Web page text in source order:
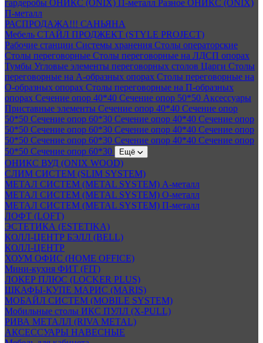
гардеробы ОНИКС (ONIX) П-металл Разное ОНИКС (ONIX)
П-металл
РАСПРОДАЖА!!! САНЬЯНА
Мебель СТАЙЛ ПРОДЖЕКТ (STYLE PROJECT)
Рабочие станции Системы хранения Столы операторские
Столы переговорные Столы переговорные на ЛДСП опорах
Тумбы Угловые элементы переговорных столов Царги Столы
переговорные на А-образных опорах Столы переговорные на
О-образных опорах Столы переговорные на П-образных
опорах Сечение опор 40*40 Сечение опор 50*50 Аксессуары
Приставные элементы Сечение опор 40*40 Сечение опор
50*50 Сечение опор 60*30 Сечение опор 40*40 Сечение опор
50*50 Сечение опор 60*30 Сечение опор 40*40 Сечение опор
50*50 Сечение опор 60*30 Сечение опор 40*40 Сечение опор
50*50 Сечение опор 60*30 Ещё
ОНИКС ВУД (ONIX WOOD)
СЛИМ СИСТЕМ (SLIM SYSTEM)
МЕТАЛ СИСТЕМ (METAL SYSTEM) А-металл
МЕТАЛ СИСТЕМ (METAL SYSTEM) О-металл
МЕТАЛ СИСТЕМ (METAL SYSTEM) П-металл
ЛОФТ (LOFT)
ЭСТЕТИКА (ESTETIKA)
КОЛЛ-ЦЕНТР БЭЛЛ (BELL)
КОЛЛ-ЦЕНТР
ХОУМ ОФИС (HOME OFFICE)
Мини-кухня ФИТ (FIT)
ЛОКЕР ПЛЮС (LOCKER PLUS)
ШКАФЫ-КУПЕ МАРИС (MARIS)
МОБАЙЛ СИСТЕМ (MOBILE SYSTEM)
Мобильные столы ИКС ПУЛЛ (X-PULL)
РИВА МЕТАЛЛ (RIVA METAL)
АКСЕССУАРЫ НАВЕСНЫЕ